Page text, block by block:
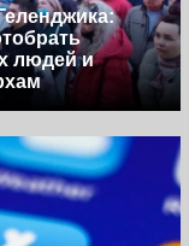
людей и